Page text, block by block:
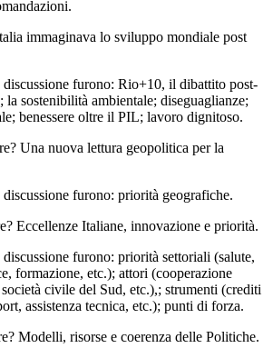
immaginava lo sviluppo mondiale post
furono: Rio+10, il dibattito post-
sostenibilità ambientale; diseguaglianze;
benessere oltre il PIL; lavoro dignitoso.
Una nuova lettura geopolitica per la
furono: priorità geografiche.
Eccellenze Italiane, innovazione e priorità.
furono: priorità settoriali (salute,
formazione, etc.); attori (cooperazione
civile del Sud, etc.),; strumenti (crediti
assistenza tecnica, etc.); punti di forza.
Modelli, risorse e coerenza delle Politiche.